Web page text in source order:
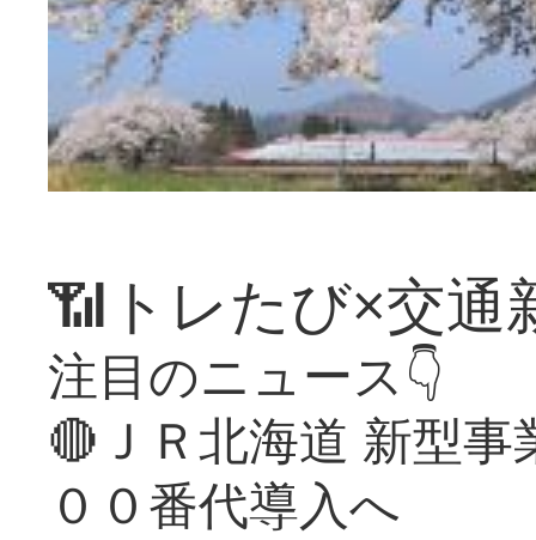
📶トレたび×交通
注目のニュース👇
🔴ＪＲ北海道 新型
００番代導入へ